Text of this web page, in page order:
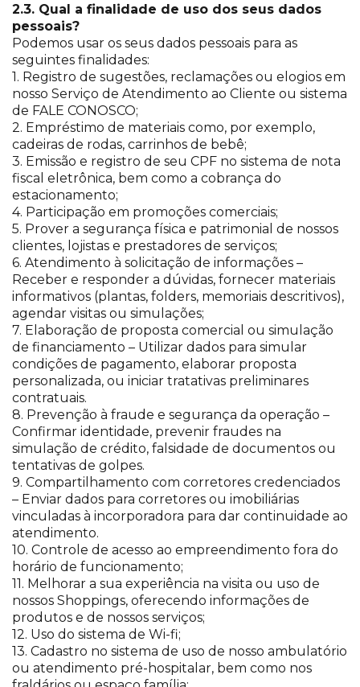
2.3. Qual a finalidade de uso dos seus dados
pessoais?
Podemos usar os seus dados pessoais para as
seguintes finalidades:
1. Registro de sugestões, reclamações ou elogios em
nosso Serviço de Atendimento ao Cliente ou sistema
de FALE CONOSCO;
2. Empréstimo de materiais como, por exemplo,
cadeiras de rodas, carrinhos de bebê;
3. Emissão e registro de seu CPF no sistema de nota
fiscal eletrônica, bem como a cobrança do
estacionamento;
4. Participação em promoções comerciais;
5. Prover a segurança física e patrimonial de nossos
clientes, lojistas e prestadores de serviços;
6. Atendimento à solicitação de informações –
Receber e responder a dúvidas, fornecer materiais
informativos (plantas, folders, memoriais descritivos),
agendar visitas ou simulações;
7. Elaboração de proposta comercial ou simulação
de financiamento – Utilizar dados para simular
condições de pagamento, elaborar proposta
personalizada, ou iniciar tratativas preliminares
contratuais.
8. Prevenção à fraude e segurança da operação –
Confirmar identidade, prevenir fraudes na
simulação de crédito, falsidade de documentos ou
tentativas de golpes.
9. Compartilhamento com corretores credenciados
– Enviar dados para corretores ou imobiliárias
vinculadas à incorporadora para dar continuidade ao
atendimento.
10. Controle de acesso ao empreendimento fora do
horário de funcionamento;
11. Melhorar a sua experiência na visita ou uso de
nossos Shoppings, oferecendo informações de
produtos e de nossos serviços;
12. Uso do sistema de Wi-fi;
13. Cadastro no sistema de uso de nosso ambulatório
ou atendimento pré-hospitalar, bem como nos